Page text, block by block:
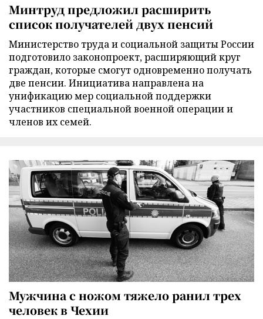
Минтруд предложил расширить
список получателей двух пенсий
Министерство труда и социальной защиты России
подготовило законопроект, расширяющий круг
граждан, которые смогут одновременно получать
две пенсии. Инициатива направлена на
унификацию мер социальной поддержки
участников специальной военной операции и
членов их семей.
Мужчина с ножом тяжело ранил трех
человек в Чехии